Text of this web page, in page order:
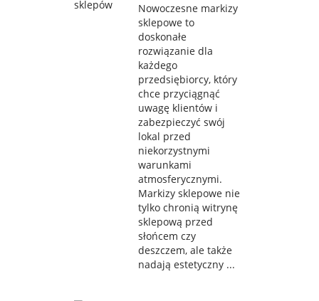
Nowoczesne markizy
sklepowe to
doskonałe
rozwiązanie dla
każdego
przedsiębiorcy, który
chce przyciągnąć
uwagę klientów i
zabezpieczyć swój
lokal przed
niekorzystnymi
warunkami
atmosferycznymi.
Markizy sklepowe nie
tylko chronią witrynę
sklepową przed
słońcem czy
deszczem, ale także
nadają estetyczny ...